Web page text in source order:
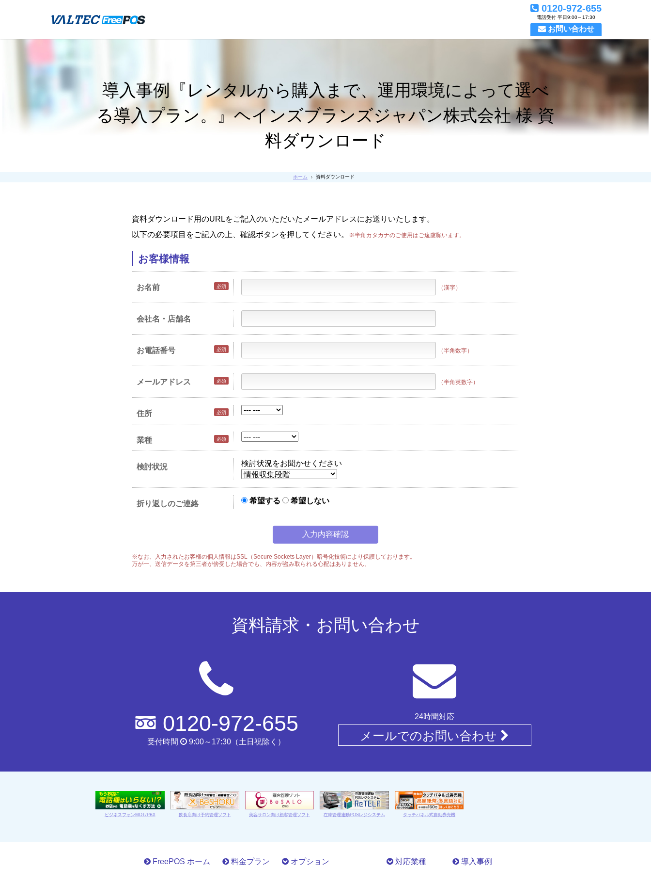
0120-972-655
電話受付 平日9:00～17:30
お問い合わせ
導入事例『レンタルから購入まで、運用環境によって選べ
る導入プラン。』ヘインズブランズジャパン株式会社 様 資
料ダウンロード
ホーム 資料ダウンロード
資料ダウンロード用のURLをご記入のいただいたメールアドレスにお送りいたします。
以下の必要項目をご記入の上、確認ボタンを押してください。
※半角カタカナのご使用はご遠慮願います。
お客様情報
お名前 必須 （漢字）
会社名・店舗名
お電話番号 必須 （半角数字）
メールアドレス 必須 （半角英数字）
住所 必須
業種 必須
検討状況 検討状況をお聞かせください
折り返しのご連絡 希望する 希望しない
※なお、入力されたお客様の個人情報はSSL（Secure Sockets Layer）暗号化技術により保護しております。
万が一、送信データを第三者が傍受した場合でも、内容が盗み取られる心配はありません。
資料請求・お問い合わせ
: 0120-972-655
受付時間 9:00～17:30（土日祝除く）
24時間対応
メールでのお問い合わせ
ビジネスフォンMOT/PBX 飲食店向け予約管理ソフト 美容サロン向け顧客管理ソフト 在庫管理連動POSレジシステム タッチパネル式自動券売機
FreePOS ホーム 料金プラン オプション 対応業種 導入事例